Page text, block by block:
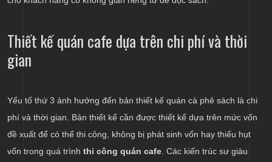
Thiết kế quán cafe dựa trên chi phí và thời
gian
Yếu tố thứ 3 ảnh hưởng đến bản thiết kế quán cà phê sách là chi
phí và thời gian. Bản thiết kế cần được thiết kế dựa trên mức vốn
đề xuất để có thể thi công, không bị phát sinh vốn hay thiếu hụt
vốn trong quá trình thi công quán cafe . Các kiến trúc sư giàu